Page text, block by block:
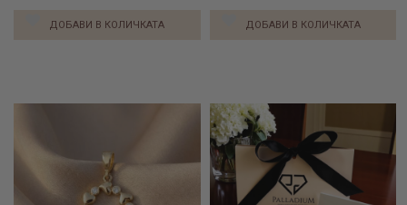
ДОБАВИ В КОЛИЧКАТА ДОБАВИ В КОЛИЧКАТА